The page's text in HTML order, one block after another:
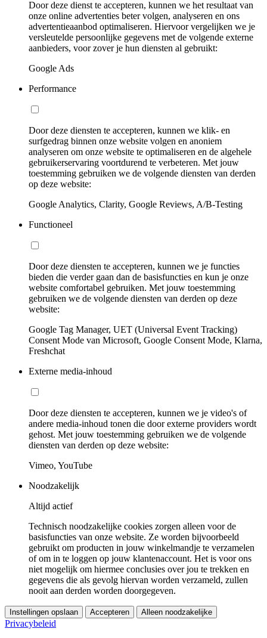
Door deze dienst te accepteren, kunnen we het resultaat van
onze online advertenties beter volgen, analyseren en ons
advertentieaanbod optimaliseren. Hiervoor vergelijken we je
versleutelde persoonlijke gegevens met de volgende externe
aanbieders, voor zover je hun diensten al gebruikt:
Google Ads
Performance
Door deze diensten te accepteren, kunnen we klik- en
surfgedrag binnen onze website volgen en anoniem
analyseren om onze website te optimaliseren en de algehele
gebruikerservaring voortdurend te verbeteren. Met jouw
toestemming gebruiken we de volgende diensten van derden
op deze website:
Google Analytics, Clarity, Google Reviews, A/B-Testing
Functioneel
Door deze diensten te accepteren, kunnen we je functies
bieden die verder gaan dan de basisfuncties en kun je onze
website comfortabel gebruiken. Met jouw toestemming
gebruiken we de volgende diensten van derden op deze
website:
Google Tag Manager, UET (Universal Event Tracking)
Consent Mode van Microsoft, Google Consent Mode, Klarna,
Freshchat
Externe media-inhoud
Door deze diensten te accepteren, kunnen we je video's of
andere media-inhoud tonen die door externe providers wordt
gehost. Met jouw toestemming gebruiken we de volgende
diensten van derden op deze website:
Vimeo, YouTube
Noodzakelijk
Altijd actief
Technisch noodzakelijke cookies zorgen alleen voor de
basisfuncties van onze website. Ze worden bijvoorbeeld
gebruikt om producten in jouw winkelmandje te verzamelen
of om in te loggen op jouw klantenaccount. Het is voor ons
niet mogelijk om hiermee conclusies over jou te trekken en
gegevens die als gevolg hiervan worden verzameld, zullen
nooit aan derden worden doorgegeven.
Instellingen opslaan Accepteren Alleen noodzakelijke
Privacybeleid